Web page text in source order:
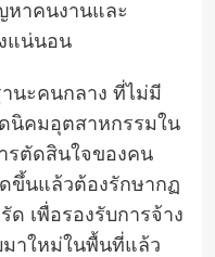
าคนงานและ
แน่นอน
นะคนกลาง ที่ไม่มี
ดนิคมอุตสาหกรรมใน
รตัดสินใจของคน
ขึ้นแล้วต้องรักษากฏ
ด เพื่อรองรับการจ้าง
มาใหม่ในพื้นที่แล้ว